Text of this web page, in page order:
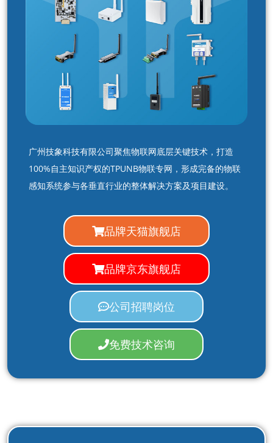
广州技象科技有限公司聚焦物联网底层关键技术，打造
100%自主知识产权的TPUNB物联专网，形成完备的物联
感知系统参与各垂直行业的整体解决方案及项目建设。
品牌天猫旗舰店
品牌京东旗舰店
公司招聘岗位
免费技术咨询